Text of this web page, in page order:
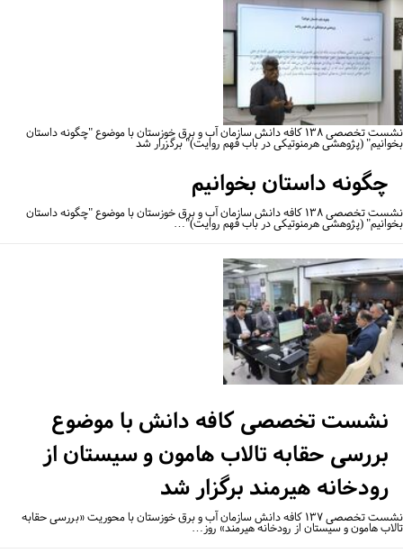
نشست تخصصی ۱۳۸ کافه دانش سازمان آب و برق خوزستان با موضوع "چگونه داستان
(پژوهشی هرمنوتیکی در باب فهم روایت)" برگزرار شد
چگونه داستان بخوانیم
نشست تخصصی ۱۳۸ کافه دانش سازمان آب و برق خوزستان با موضوع "چگونه داستان
(پژوهشی هرمنوتیکی در باب فهم روایت)"…
نشست تخصصی کافه دانش با موضوع
بررسی حقابه تالاب هامون و سیستان از
رودخانه هیرمند برگزار شد
نشست تخصصی ۱۳۷ کافه دانش سازمان آب و برق خوزستان با محوریت «بررسی حقابه
هامون و سیستان از رودخانه هیرمند» روز…